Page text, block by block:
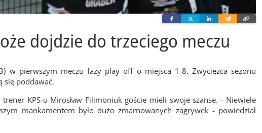
FacebookTwitterLinkedinWyślij
e-
link
dojdzie do trzeciego meczu
w pierwszym meczu fazy play off o miejsca 1-8. Zwycięzca sezonu
się poddawać.
KPS-u Mirosław Filimoniuk goście mieli swoje szanse. - Niewiele
mankamentem było dużo zmarnowanych zagrywek - powiedział